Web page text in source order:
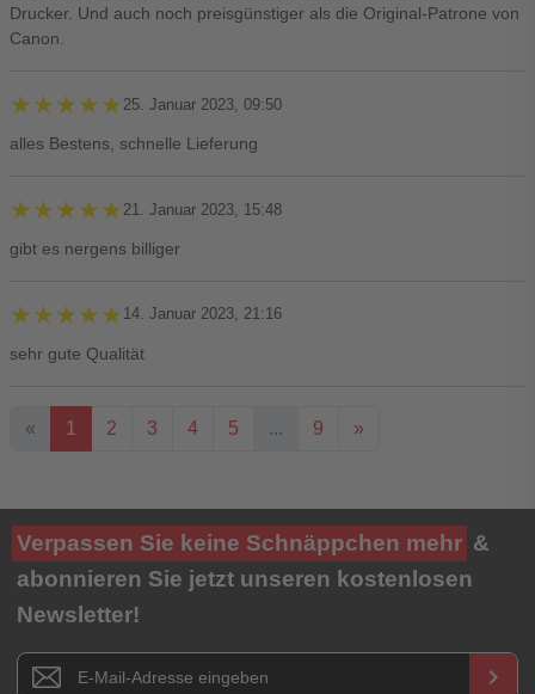
Drucker. Und auch noch preisgünstiger als die Original-Patrone von
Canon.
★★★★★
★★★★★ 25. Januar 2023, 09:50
alles Bestens, schnelle Lieferung
★★★★★
★★★★★ 21. Januar 2023, 15:48
gibt es nergens billiger
★★★★★
★★★★★ 14. Januar 2023, 21:16
sehr gute Qualität
« 1 2 3 4 5 ... 9 »
Ihre Bewertung**
★★★★★
Titel**
E-Mail-Adresse
Verpassen Sie keine Schnäppchen mehr &
abonnieren Sie jetzt unseren kostenlosen
Newsletter!
Newsletter E-Mail Adresse keyboard_arrow_right